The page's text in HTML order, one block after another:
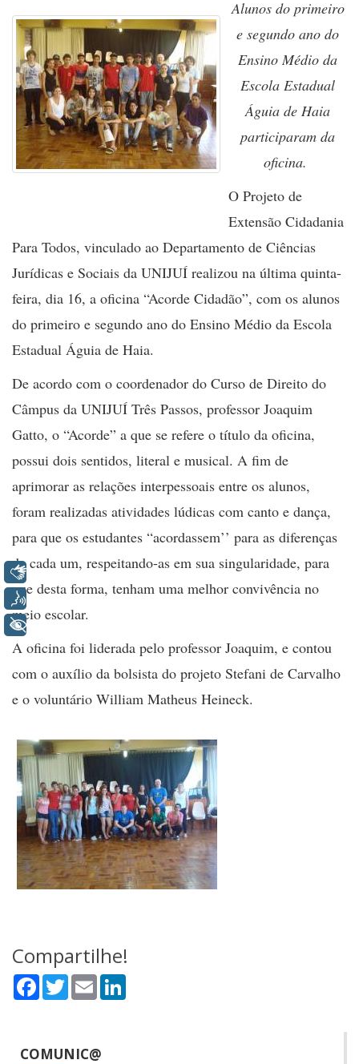
Alunos do primeiro
e segundo ano do
Ensino Médio da
Escola Estadual
Águia de Haia
participaram da
oficina.
O Projeto de
Extensão Cidadania
Para Todos, vinculado ao Departamento de Ciências
Jurídicas e Sociais da UNIJUÍ realizou na última quinta-
feira, dia 16, a oficina “Acorde Cidadão”, com os alunos
do primeiro e segundo ano do Ensino Médio da Escola
Estadual Águia de Haia.
De acordo com o coordenador do Curso de Direito do
Câmpus da UNIJUÍ Três Passos, professor Joaquim
Gatto, o “Acorde” a que se refere o título da oficina,
possui dois sentidos, literal e musical. A fim de
aprimorar as relações interpessoais entre os alunos,
foram realizadas atividades lúdicas com canto e dança,
para que os estudantes “acordassem’’ para as diferenças
de cada um, respeitando-as em sua singularidade, para
que desta forma, tenham uma melhor convivência no
meio escolar.
A oficina foi liderada pelo professor Joaquim, e contou
com o auxílio da bolsista do projeto Stefani de Carvalho
e o voluntário William Matheus Heineck.
Compartilhe!
Facebook
TwitterEmail
COMUNIC@
Libras
Voz
+ Acessibilidade